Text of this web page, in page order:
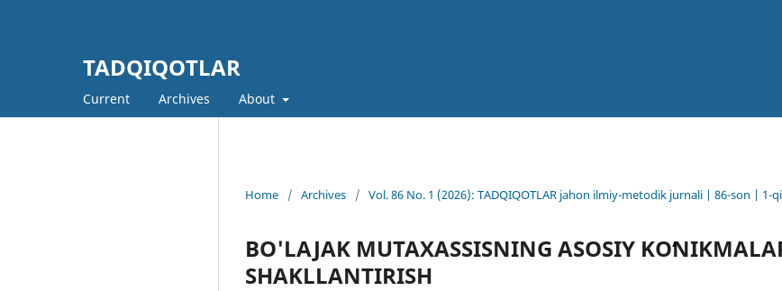
TADQIQOTLAR
Current Archives About
Home / Archives / Vol. 86 No. 1 (2026): TADQIQOTLAR jahon ilmiy-metodik jurnali | 86-son | 1-
BO'LAJAK MUTAXASSISNING ASOSIY
SHAKLLANTIRISH